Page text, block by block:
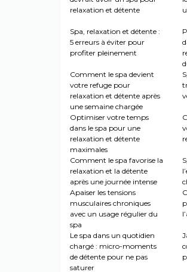
relaxation et détente
Spa, relaxation et détente :
5 erreurs à éviter pour
profiter pleinement
Comment le spa devient
votre refuge pour
relaxation et détente après
une semaine chargée
Optimiser votre temps
dans le spa pour une
relaxation et détente
maximales
Comment le spa favorise la
relaxation et la détente
après une journée intense
Apaiser les tensions
musculaires chroniques
avec un usage régulier du
spa
Le spa dans un quotidien
chargé : micro-moments
de détente pour ne pas
saturer